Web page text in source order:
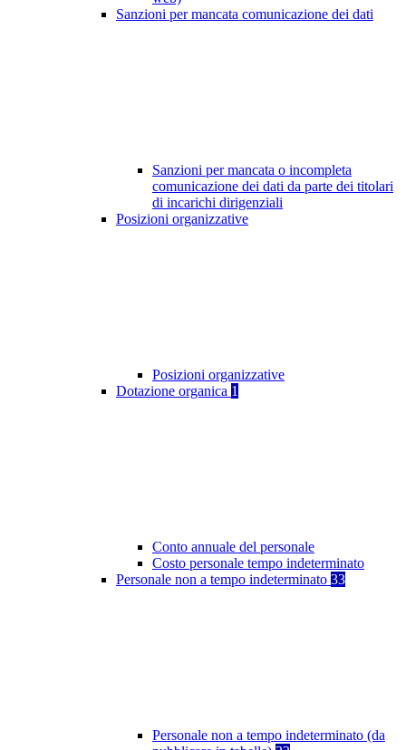
Sanzioni per mancata comunicazione dei dati
Sanzioni per mancata o incompleta
comunicazione dei dati da parte dei titolari
di incarichi dirigenziali
Posizioni organizzative
Posizioni organizzative
Dotazione organica 1
Conto annuale del personale
Costo personale tempo indeterminato
Personale non a tempo indeterminato 33
Personale non a tempo indeterminato (da